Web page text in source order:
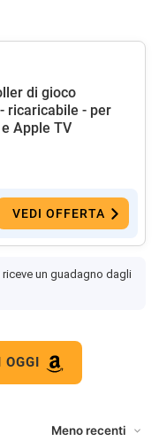
di gioco
ricaricabile - per
Apple TV
VEDI OFFERTA
un guadagno dagli